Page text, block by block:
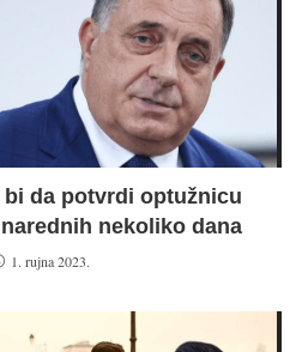
da potvrdi optužnicu
nekoliko dana
1. rujna 2023.